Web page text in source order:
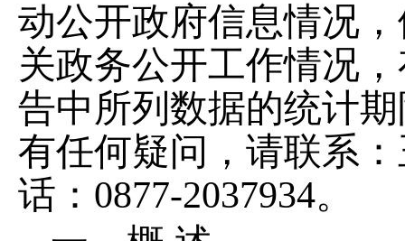
动公开政府信息情况
关政务公开工作情况
告中所列数据的统计
有任何疑问，请联系
话： 0877-2037934。